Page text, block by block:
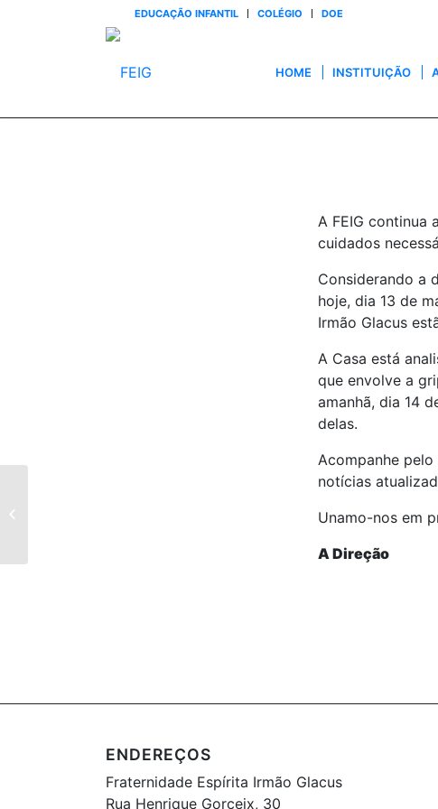
EDUCAÇÃO INFANTIL COLÉGIO DOE
HOME INSTITUIÇÃO
A FEIG continua
cuidados
Considerando a
hoje, dia 13 de
Irmão Glacus
A Casa está
que envolve a
amanhã, dia 14
delas.
Acompanhe
notícias
Unamo-nos em
A Direção
ENDEREÇOS
Fraternidade Espírita Irmão Glacus
Rua Henrique Gorceix, 30